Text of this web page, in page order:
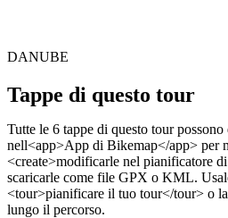
DANUBE
Tappe di questo tour
Tutte le 6 tappe di questo tour possono
nell<app>App di Bikemap</app> per
<create>modificarle nel pianificatore
scaricarle come file GPX o KML.
<tour>pianificare il tuo tour</tour> o
lungo il percorso.